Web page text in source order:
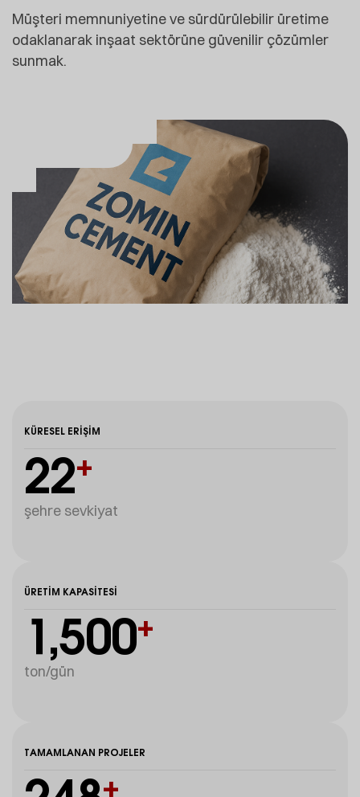
Müşteri memnuniyetine ve sürdürülebilir üretime
odaklanarak inşaat sektörüne güvenilir çözümler
sunmak.
KÜRESEL ERIŞIM
şehre sevkiyat
22+
ÜRETIM KAPASITESI
ton/gün
1,500+
TAMAMLANAN PROJELER
+